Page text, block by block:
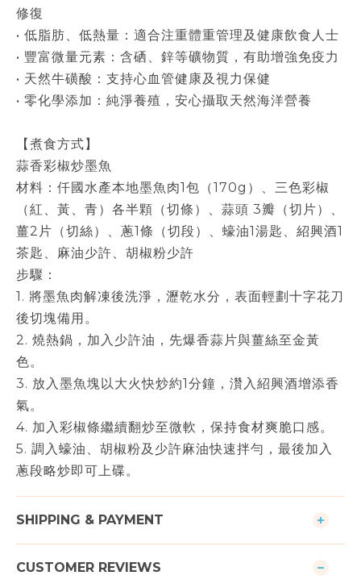
修復
• 低脂肪、低熱量：適合注重體重管理及健康飲食人士
• 豐富微量元素：含硒、鋅等礦物質，有助增強免疫力
• 天然牛磺酸：支持心血管健康及視力保健
• 零化學添加：純淨養殖，安心攝取天然海洋營養
【煮食方式】
蒜香彩椒炒墨魚
材料：仟國水產本地墨魚肉1包（170g）、三色彩椒
（紅、黃、青）各半顆（切條）、蒜頭 3瓣（切片）、
薑2片（切絲）、蔥1條（切段）、蠔油1湯匙、紹興酒1
茶匙、麻油少許、胡椒粉少許
步驟：
1. 將墨魚肉解凍後洗淨，瀝乾水分，表面輕劃十字花刀
後切塊備用。
2. 燒熱鍋，加入少許油，先爆香蒜片與薑絲至金黃
色。
3. 放入墨魚塊以大火快炒約1分鐘，灒入紹興酒增添香
氣。
4. 加入彩椒條繼續翻炒至微軟，保持食材爽脆口感。
5. 調入蠔油、胡椒粉及少許麻油快速拌勻，最後加入
蔥段略炒即可上碟。
SHIPPING & PAYMENT
CUSTOMER REVIEWS